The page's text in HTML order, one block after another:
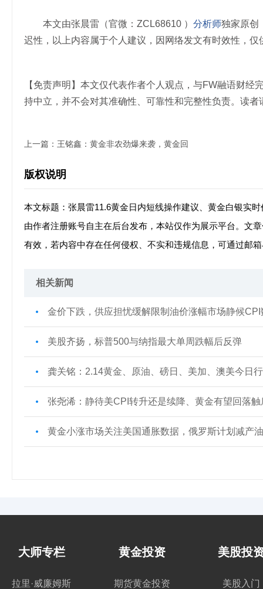
本文由张晨雷（官微：ZCL68610 ） 分析师独家原创
迟性，以上内容属于个人建议，因网络发文有时效性，
【免责声明】本文仅代表作者个人观点，与FW融语财
持中立，并不会对其准确性、可靠性和完整性负责。读
上一篇： 王铭鑫：黄金非农劲爆来袭，黄金回
版权说明
本文标题：张晨雷11.6黄金日内短线操作建议、黄金白银实
由作者注册账号自主在后台发布，本站仅作为展示平台。文
有效，若内容中存在任何侵权、不实和违规信息，可通过邮
相关新闻
金价下跌，供应担忧缓解限制油价涨幅市场静候CPI
美股齐扬，标普500与纳指最大单周跌幅后反弹
龚关铭：2.14黄金、原油、磅日、美加、澳美今日
张尧浠：静待美CPI转升还是续降、黄金有望回落触
黄金小涨市场关注美国通胀数据，俄罗斯计划减产
大师专栏
拉里·威廉姆斯
黄金投资
期货黄金投资
美股投
美股入门